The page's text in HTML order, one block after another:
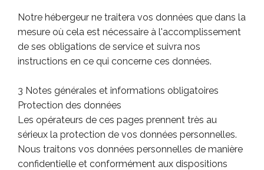
Notre hébergeur ne traitera vos données que dans la
mesure où cela est nécessaire à l'accomplissement
de ses obligations de service et suivra nos
instructions en ce qui concerne ces données.
3 Notes générales et informations obligatoires
Protection des données
Les opérateurs de ces pages prennent très au
sérieux la protection de vos données personnelles.
Nous traitons vos données personnelles de manière
confidentielle et conformément aux dispositions